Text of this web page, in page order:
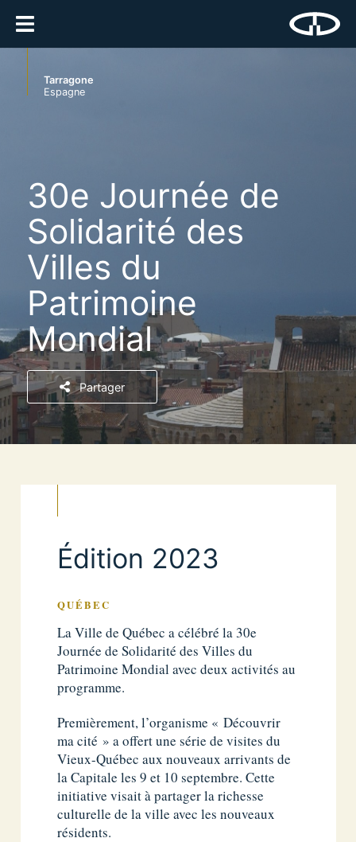
Tarragone
Espagne
30e Journée de
Solidarité des
Villes du
Patrimoine
Mondial
Partager
Édition 2023
QUÉBEC
La Ville de Québec a célébré la 30e
Journée de Solidarité des Villes du
Patrimoine Mondial avec deux activités au
programme.
Premièrement, l’organisme « Découvrir
ma cité » a offert une série de visites du
Vieux-Québec aux nouveaux arrivants de
la Capitale les 9 et 10 septembre. Cette
initiative visait à partager la richesse
culturelle de la ville avec les nouveaux
résidents.